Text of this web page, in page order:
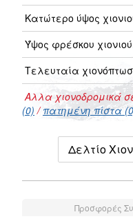
Κατώτερο ύψος
Ύψος φρέσκου
Τελευταία
Αλλα χιονοδρομικά
(0) /πατημένη πίστα
Δελτίο
Προσφορές